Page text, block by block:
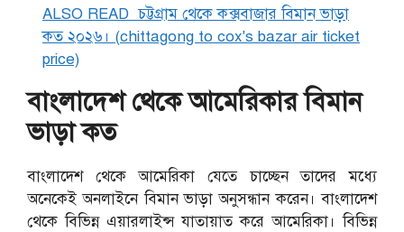
ALSO READ চট্টগ্রাম থেকে কক্সবাজার বিমান ভাড়া
কত ২০২৬। (chittagong to cox's bazar air ticket
price)
বাংলাদেশ থেকে আমেরিকার বিমান
ভাড়া কত
বাংলাদেশ থেকে আমেরিকা যেতে চাচ্ছেন তাদের মধ্যে
অনেকেই অনলাইনে বিমান ভাড়া অনুসন্ধান করেন। বাংলাদেশ
থেকে বিভিন্ন এয়ারলাইন্স যাতায়াত করে আমেরিকা। বিভিন্ন